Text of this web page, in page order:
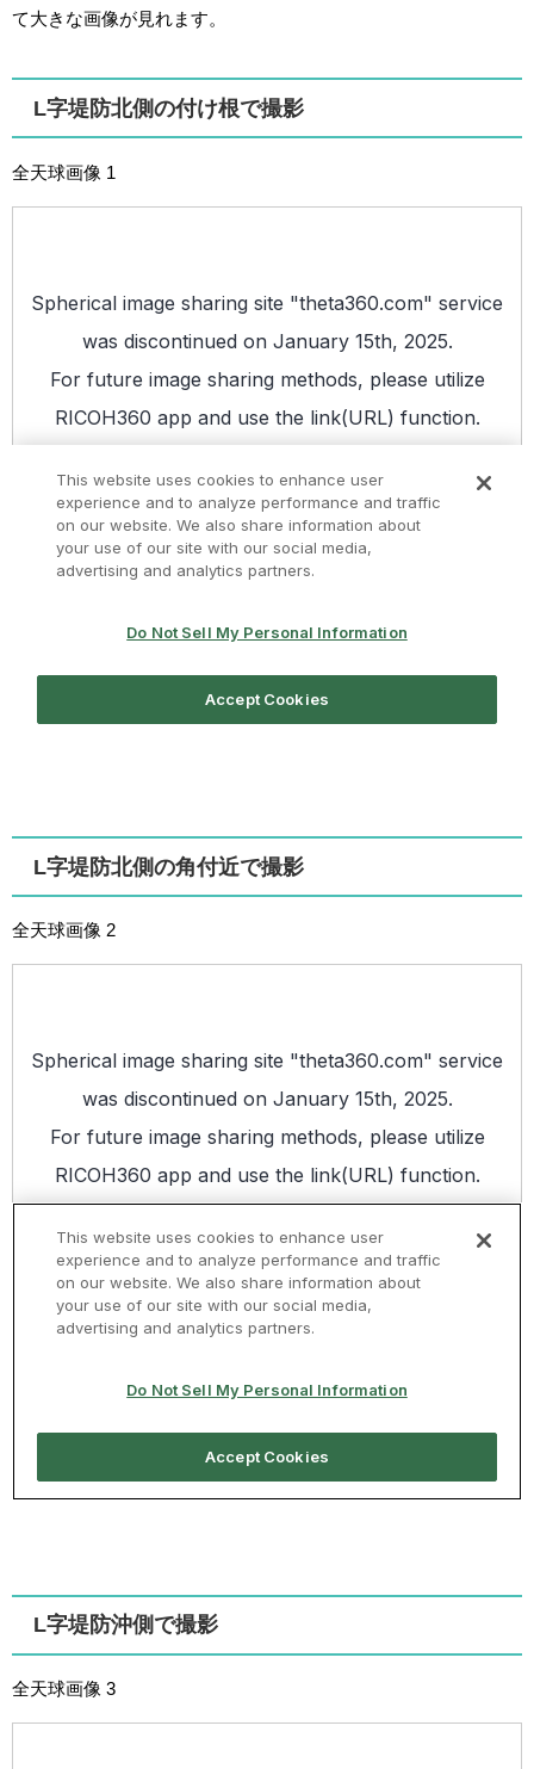
て大きな画像が見れます。
L字堤防北側の付け根で撮影
全天球画像 1
L字堤防北側の角付近で撮影
全天球画像 2
L字堤防沖側で撮影
全天球画像 3